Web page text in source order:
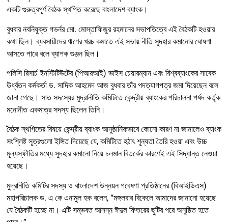
একটি গুরুত্বপূর্ণ বৈঠক স্থগিত করেছে বাংলাদেশ ব্যাংক।
বুধবার নবনিযুক্ত গভর্নর মো. মোস্তাফিজুর রহমানের সভাপতিত্বে এই বৈঠকটি হওয়ার
কথা ছিল। ব্যবসায়ীদের ঋণের খরচ কমাতে এই সভায় নীতি সুদহার কমানোর ঘোষণা
আসতে পারে বলে ব্যাপক গুঞ্জন ছিল।
পলিসি রিসার্চ ইনস্টিটিউটের (পিআরআই) ভাইস চেয়ারম্যান এবং বিশ্বব্যাংকের সাবেক
ঊর্ধ্বতন কর্মকর্তা ড. সাদিক আহমেদ আজ বুধবার তাঁর পদত্যাগপত্র জমা দিয়েছেন বলে
জানা গেছে। সাত সদস্যের মুদ্রানীতি কমিটিতে কেন্দ্রীয় ব্যাংকের পরিচালনা পর্ষদ কর্তৃক
মনোনীত একমাত্র সদস্য ছিলেন তিনি।
বৈঠক স্থগিতের বিষয়ে কেন্দ্রীয় ব্যাংক আনুষ্ঠানিকভাবে কোনো কারণ না জানালেও ব্যাংক
সংশ্লিষ্ট সূত্রগুলো ইঙ্গিত দিয়েছে যে, কমিটিতে হঠাৎ শূন্যতা তৈরি হওয়া এবং উচ্চ
মূল্যস্ফীতির মধ্যে সুদহার কমানো নিয়ে চলমান বিতর্কের কারণেই এই সিদ্ধান্ত নেওয়া
হয়েছে।
মুদ্রানীতি কমিটির সদস্য ও বাংলাদেশ উন্নয়ন গবেষণা প্রতিষ্ঠানের (বিআইডিএস)
মহাপরিচালক ড. এ কে এনামুল হক বলেন, “মঙ্গলবার বিকেলে আমাদের জানানো হয়েছে
যে বৈঠকটি হচ্ছে না। এটি সম্ভবত আসন্ন ঈদুল ফিতরের ছুটির পরে অনুষ্ঠিত হতে